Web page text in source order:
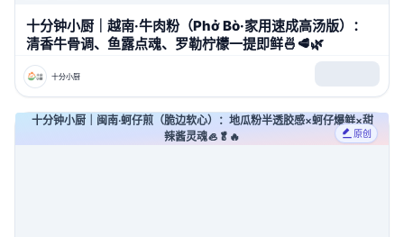
十分钟小厨｜越南·牛肉粉（Phở Bò·家用速成高汤版）：
清香牛骨调、鱼露点魂、罗勒柠檬一提即鲜🍜🥩🌿
十分小厨
十分钟小厨｜闽南·蚵仔煎（脆边软心）：地瓜粉半透胶感×蚵仔爆鲜×甜
辣酱灵魂🦪🥬🔥
原创